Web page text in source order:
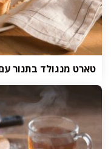
טארט מנגולד בתנור